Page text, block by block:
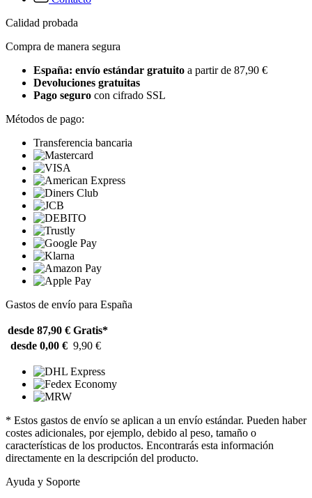
Calidad probada
Compra de manera segura
España: envío estándar gratuito a partir de 87,90 €
Devoluciones gratuitas
Pago seguro con cifrado SSL
Métodos de pago:
Transferencia bancaria
Gastos de envío para España
desde 87,90 € Gratis*
desde 0,00 € 9,90 €
* Estos gastos de envío se aplican a un envío estándar. Pueden haber
costes adicionales, por ejemplo, debido al peso, tamaño o
características de los productos. Encontrarás esta información
directamente en la descripción del producto.
Ayuda y Soporte